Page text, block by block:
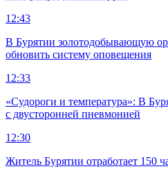
12:43
В Бурятии золотодобывающую
обновить систему оповещения
12:33
«Судороги и температура»: В
с двусторонней пневмонией
12:30
Житель Бурятии отработает 150